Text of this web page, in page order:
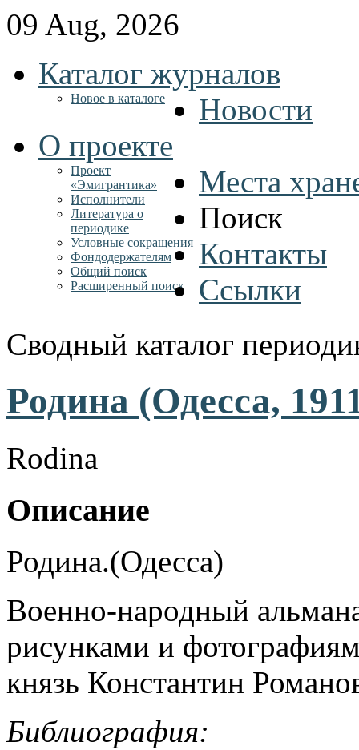
09 Aug, 2026
Каталог журналов
Новое в каталоге
Новости
О проекте
Проект
«Эмигрантика»
Исполнители
Литература о
периодике
Условные сокращения
Фондодержателям
Места
Поиск
Общий поиск
Расширенный поиск
Контакты
Ссылки
Сводный каталог
Родина (Одесса,
Rodina
Описание
Родина.(Одесса)
Военно-народный
рисунками и
князь Константин
Библиография: